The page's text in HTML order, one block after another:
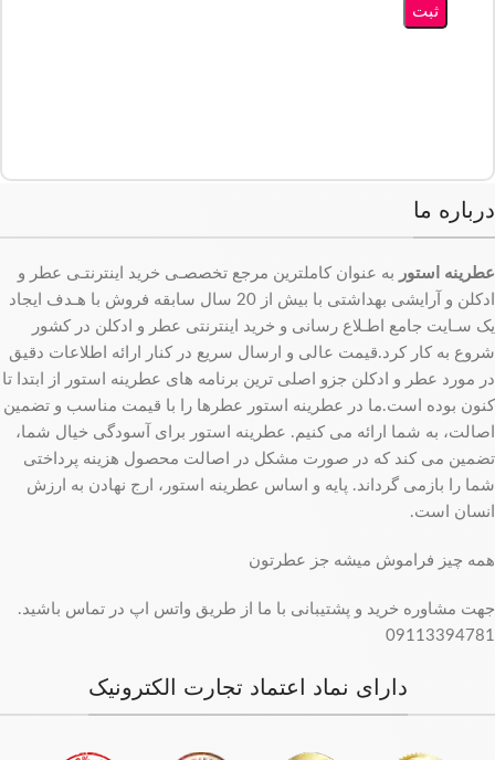
درباره ما
عطرینه استور به عنوان کاملترین مرجع تخصصـی خرید اینترنتـی عطر و
ادکلن و آرایشی بهداشتی با بیش از 20 سال سابقه فروش با هـدف ایجاد
یک سـایت جامع اطـلاع رسانی و خرید اینترنتی عطر و ادکلن در کشور
شروع به کار کرد.قیمت عالی و ارسال سریع در کنار ارائه اطلاعات دقیق
در مورد عطر و ادکلن جزو اصلی ترین برنامه های عطرینه استور از ابتدا تا
کنون بوده است.ما در عطرینه استور عطرها را با قیمت مناسب و تضمین
اصالت، به شما ارائه می کنیم. عطرینه استور برای آسودگی خیال شما،
تضمین می کند که در صورت مشکل در اصالت محصول هزینه پرداختی
شما را بازمی گرداند. پایه و اساس عطرینه استور، ارج نهادن به ارزش
انسان است.
همه چیز فراموش میشه جز عطرتون
جهت مشاوره خرید و پشتیبانی با ما از طریق واتس اپ در تماس باشید.
09113394781
دارای نماد اعتماد تجارت الکترونیک